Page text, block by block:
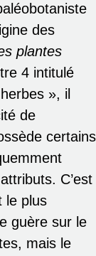
des
plantes
4 intitulé
», il
de
certains
C’est
le plus
guère sur le
mais le